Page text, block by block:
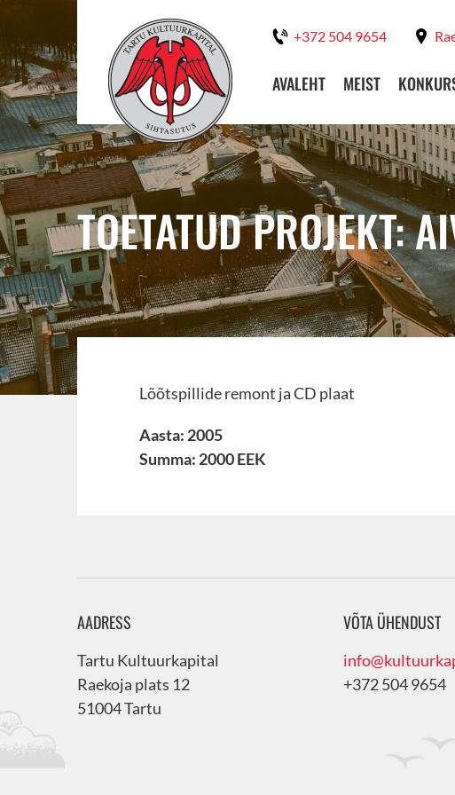
+372 504 9654
AVALEHT MEIST
TOETATUD PROJEKT:
Lõõtspillide remont ja CD plaat
Aasta: 2005
Summa: 2000 EEK
AADRESS
Tartu Kultuurkapital
Raekoja plats 12
51004 Tartu
VÕTA ÜHENDUST
+372 504 9654